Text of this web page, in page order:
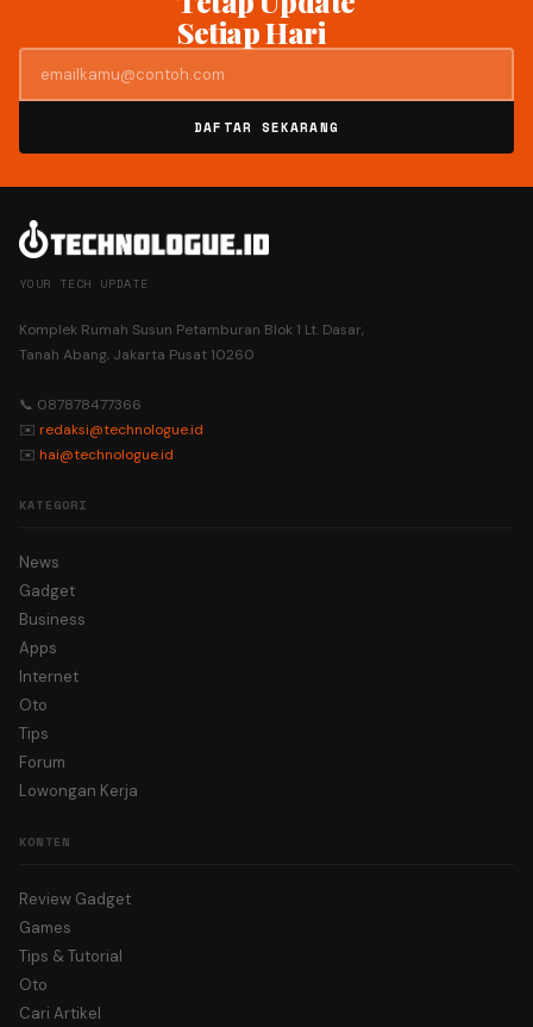
Setiap Hari
DAFTAR SEKARANG
YOUR TECH UPDATE
Komplek Rumah Susun Petamburan Blok 1 Lt. Dasar,
Tanah Abang, Jakarta Pusat 10260
📞 087878477366
✉️ redaksi@technologue.id
✉️ hai@technologue.id
KATEGORI
News
Gadget
Business
Apps
Internet
Oto
Tips
Forum
Lowongan Kerja
KONTEN
Review Gadget
Games
Tips & Tutorial
Oto
Cari Artikel